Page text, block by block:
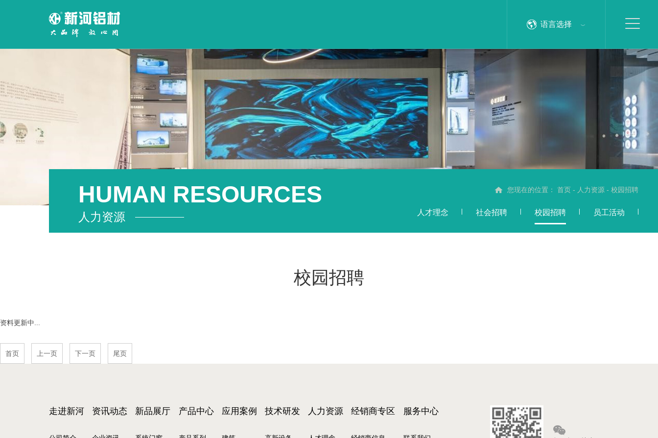
语言选择
HUMAN RESOURCES
人力资源
您现在的位置： 首页 - 人力资源 - 校园招聘
人才理念 社会招聘 校园招聘 员工活动
校园招聘
资料更新中...
首页 上一页 下一页 尾页
走进新河 资讯动态 新品展厅 产品中心 应用案例 技术研发 人力资源 经销商专区 服务中心